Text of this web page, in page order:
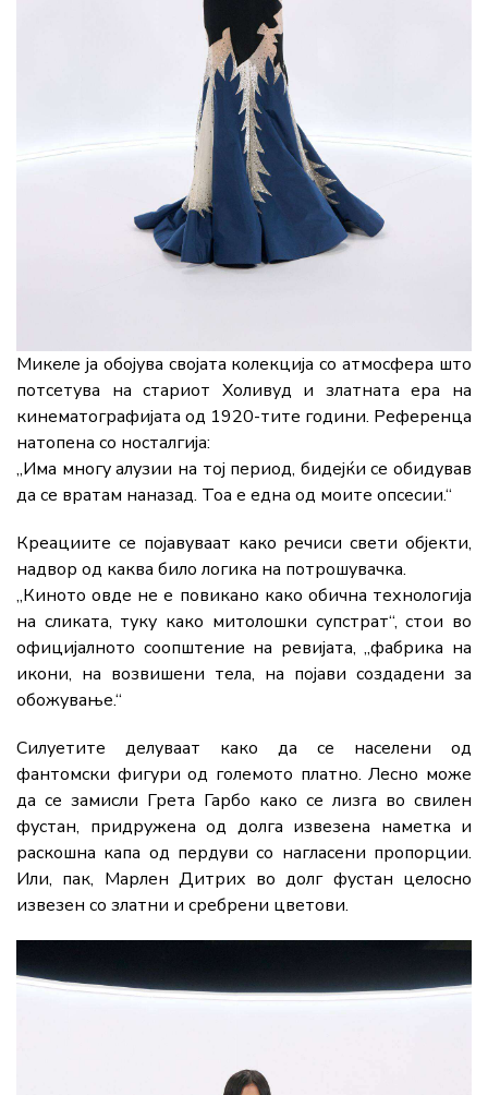
Микеле ја обојува својата колекција со атмосфера што
потсетува на стариот Холивуд и златната ера на
кинематографијата од 1920-тите години. Референца
натопена со носталгија:
„Има многу алузии на тој период, бидејќи се обидував
да се вратам наназад. Тоа е една од моите опсесии.“
Креациите се појавуваат како речиси свети објекти,
надвор од каква било логика на потрошувачка.
„Киното овде не е повикано како обична технологија
на сликата, туку како митолошки супстрат“, стои во
официјалното соопштение на ревијата, „фабрика на
икони, на возвишени тела, на појави создадени за
обожување.“
Силуетите делуваат како да се населени од
фантомски фигури од големото платно. Лесно може
да се замисли Грета Гарбо како се лизга во свилен
фустан, придружена од долга извезена наметка и
раскошна капа од пердуви со нагласени пропорции.
Или, пак, Марлен Дитрих во долг фустан целосно
извезен со златни и сребрени цветови.